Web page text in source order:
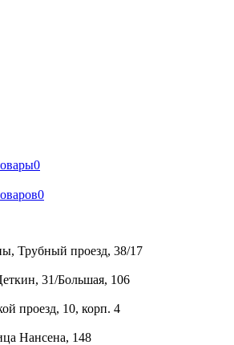
0
0
Трубный проезд, 38/17
31/Большая, 106
проезд, 10, корп. 4
Нансена, 148